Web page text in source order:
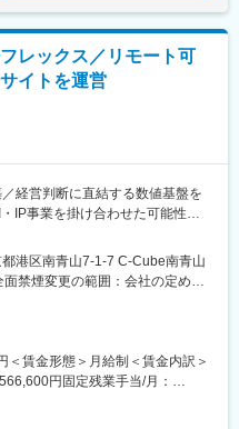
ーパートナーとして、社員一人
を掛け合わせ、社会や企業のさ
人を豊かにし、輝く未来を切り
っています。たとえそれが小さ
ができるのか、一人ひとりが考
という行動規範のもとに、皆で
んな企業様です。
に、経営課題の抽出から改善策
方を求めています。
る可能性があります。月給(月額)
レックス／リモート可
イトを運営
経営判断に直結する数値基盤を
IP事業を掛け合わせた可能性大
ト「アマナイメージズ」を運営
ャーとして業務をお任せしま
化へ移行する過渡期において、
の改善、さらに管理会計や経営
港区南青山7-1-7 C-Cube南青山
禁煙変更の範囲：会社の定める
＜賃金形態＞月給制＜賃金内訳＞
円固定残業手当/月：